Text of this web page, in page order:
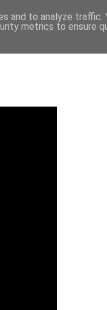
and to analyze traffic.
metrics to ensure